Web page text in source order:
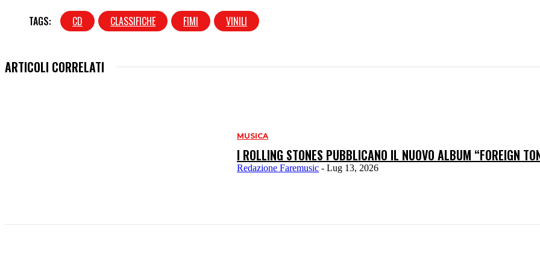
TAGS: CD CLASSIFICHE FIMI VINILI
ARTICOLI CORRELATI
MUSICA
I ROLLING STONES PUBBLICANO IL NUOVO ALBUM “FOREIGN
Redazione Faremusic - Lug 13, 2026